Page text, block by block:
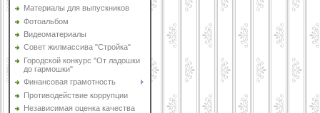
Материалы для выпускников
Фотоальбом
Видеоматериалы
Совет жилмассива "Стройка"
Городской конкурс "От ладошки
до гармошки"
Финансовая грамотность
Противодействие коррупции
Независимая оценка качества